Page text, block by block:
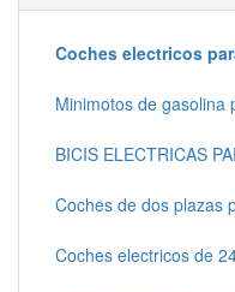
Coches electricos
Minimotos de gasolina
BICIS ELECTRICAS
Coches de dos plazas
Coches electricos de